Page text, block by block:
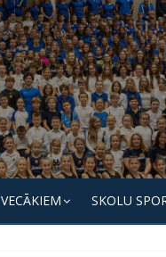
VECĀKIEM SKOLU